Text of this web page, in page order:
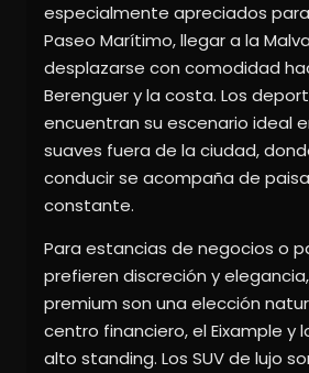
especialmente apreciados
Paseo Marítimo, llegar a la
desplazarse con comodidad
Berenguer y la costa. Los
encuentran su escenario ideal
suaves fuera de la ciudad,
conducir se acompaña de
constante.
Para estancias de negocios o
prefieren discreción y
premium son una elección
centro financiero, el Eixample y
alto standing. Los SUV de lujo